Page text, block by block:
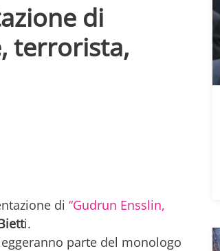
di
terrorista,
di “Gudrun Ensslin,
i.
parte del monologo